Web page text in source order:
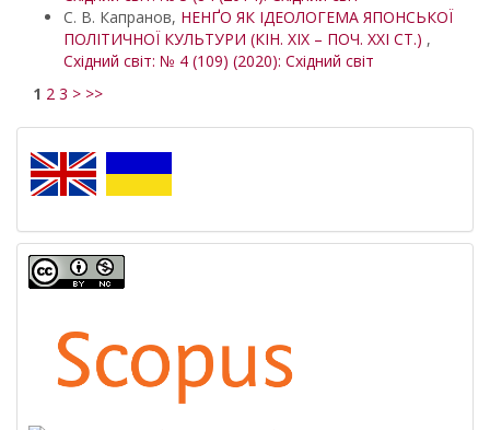
С. В. Капранов, НЕНҐО ЯК ІДЕОЛОГЕМА ЯПОНСЬКОЇ
ПОЛІТИЧНОЇ КУЛЬТУРИ (КІН. ХІХ – ПОЧ. ХХІ СТ.) ,
Східний світ: № 4 (109) (2020): Східний світ
1 2 3 > >>